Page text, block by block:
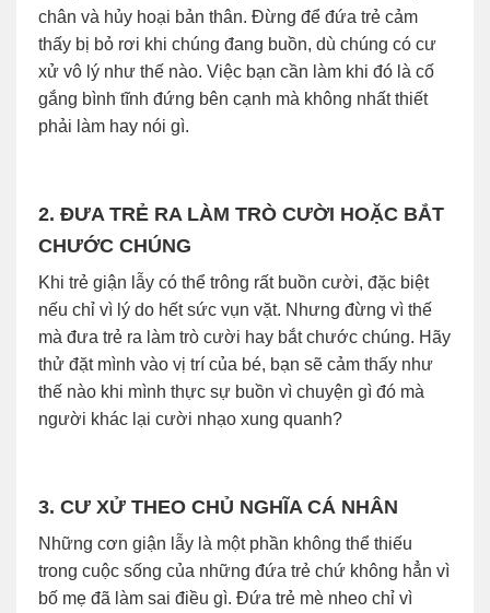
chân và hủy hoại bản thân. Đừng để đứa trẻ cảm
thấy bị bỏ rơi khi chúng đang buồn, dù chúng có cư
xử vô lý như thế nào. Việc bạn cần làm khi đó là cố
gắng bình tĩnh đứng bên cạnh mà không nhất thiết
phải làm hay nói gì.
2. ĐƯA TRẺ RA LÀM TRÒ CƯỜI HOẶC BẮT
CHƯỚC CHÚNG
Khi trẻ giận lẫy có thể trông rất buồn cười, đặc biệt
nếu chỉ vì lý do hết sức vụn vặt. Nhưng đừng vì thế
mà đưa trẻ ra làm trò cười hay bắt chước chúng. Hãy
thử đặt mình vào vị trí của bé, bạn sẽ cảm thấy như
thế nào khi mình thực sự buồn vì chuyện gì đó mà
người khác lại cười nhạo xung quanh?
3. CƯ XỬ THEO CHỦ NGHĨA CÁ NHÂN
Những cơn giận lẫy là một phần không thể thiếu
trong cuộc sống của những đứa trẻ chứ không hẳn vì
bố mẹ đã làm sai điều gì. Đứa trẻ mè nheo chỉ vì